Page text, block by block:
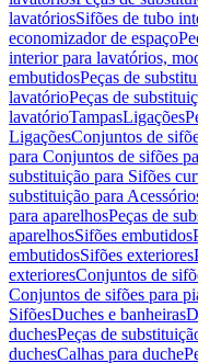
lavatóriosSifões de tubo
economizador de espaço
interior para lavatórios,
embutidosPeças de
lavatórioPeças de
lavatórioTampasLigações
LigaçõesConjuntos de
para Conjuntos de sifões
substituição para Sifões
substituição para
para aparelhosPeças de
aparelhosSifões embutidos
embutidosSifões exteriores
exterioresConjuntos de
Conjuntos de sifões para
SifõesDuches e banheiras
duchesPeças de
duchesCalhas para duche